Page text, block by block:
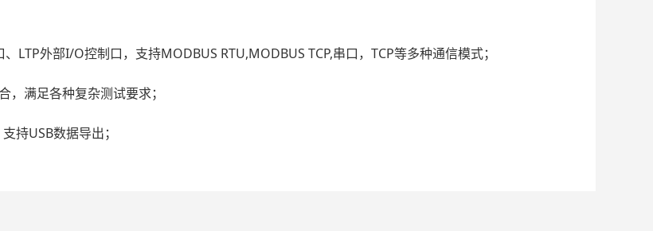
LTP外部I/O控制口，支持MODBUS RTU,MODBUS TCP,串口，TCP等多种通信模式；
满足各种复杂测试要求；
持USB数据导出；